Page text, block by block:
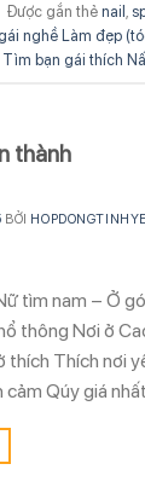
Được gắn thẻ nail
nghề Làm đẹp
Tìm bạn gái thích
thành
BỞI
tìm nam – Ở
thông Nơi ở
thích Thích nơi
Qúy giá